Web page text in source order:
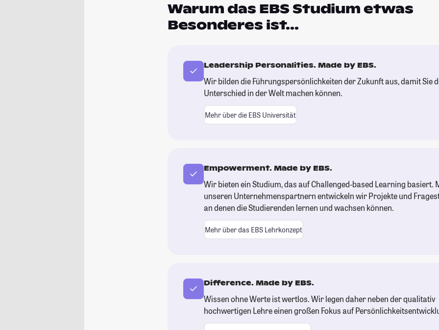
Warum das EBS Studium etwas
Besonderes ist...
Leadership Personalities. Made by EBS.
Wir bilden die Führungspersönlichkeiten der Zukunft aus, damit Sie
Unterschied in der Welt machen können.
Mehr über die EBS Universität
Empowerment. Made by EBS.
Wir bieten ein Studium, das auf Challenged-based Learning basiert.
unseren Unternehmenspartnern entwickeln wir Projekte und
an denen die Studierenden lernen und wachsen können.
Mehr über das EBS Lehrkonzept
Difference. Made by EBS.
Wissen ohne Werte ist wertlos. Wir legen daher neben der qualitativ
hochwertigen Lehre einen großen Fokus auf